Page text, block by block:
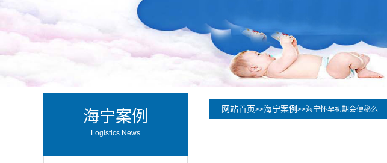
海宁案例
Logistics News
网站首页>>海宁案例 >>海宁怀孕初期会便秘么